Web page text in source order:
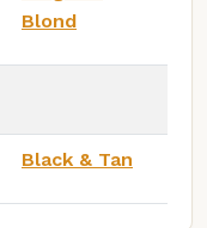
Blond
Black & Tan